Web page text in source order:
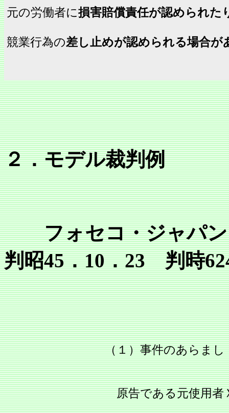
元の労働者に損害賠償責任が認められた
競業行為の差し止めが認められる場合が
２．モデル裁判例
フォセコ・ジャパン
判昭45．10．23 判時
（１）事件のあらまし
原告である元使用者